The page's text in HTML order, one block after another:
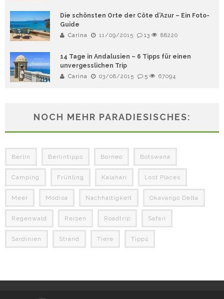
Die schönsten Orte der Côte d’Azur – Ein Foto-
Guide
Carina 11/09/2015 13 88220
14 Tage in Andalusien – 6 Tipps für einen
unvergesslichen Trip
Carina 03/08/2015 5 67094
NOCH MEHR PARADIESISCHES:
Berlin Berlintipps Borneo Botswana
Camping Frühling Kalahari Lost Places
Meer Modisa Nachhaltigkeit Okavango Delta
Regenwald Reisen Roadtrip Safari
Sardinien Strand Tiere Tipps